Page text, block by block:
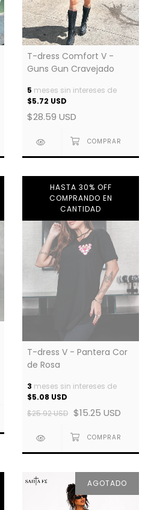
T-dress Comfort V -
Guns Gun Cravejado
5 meses sin intereses de
$5.72 USD
$28.59 USD
HASTA 30% OFF
COMPRANDO EN
CANTIDAD
T-dress V - Pantera Cor
de Rosa
3 meses sin intereses de
$5.08 USD
$25.92 USD $15.25 USD
AGOTADO